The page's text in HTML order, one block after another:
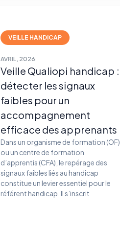
VEILLE HANDICAP
AVRIL, 2026
Veille Qualiopi handicap :
détecter les signaux
faibles pour un
accompagnement
efficace des apprenants
Dans un organisme de formation (OF)
ou un centre de formation
d’apprentis (CFA), le repérage des
signaux faibles liés au handicap
constitue un levier essentiel pour le
référent handicap. Il s’inscrit